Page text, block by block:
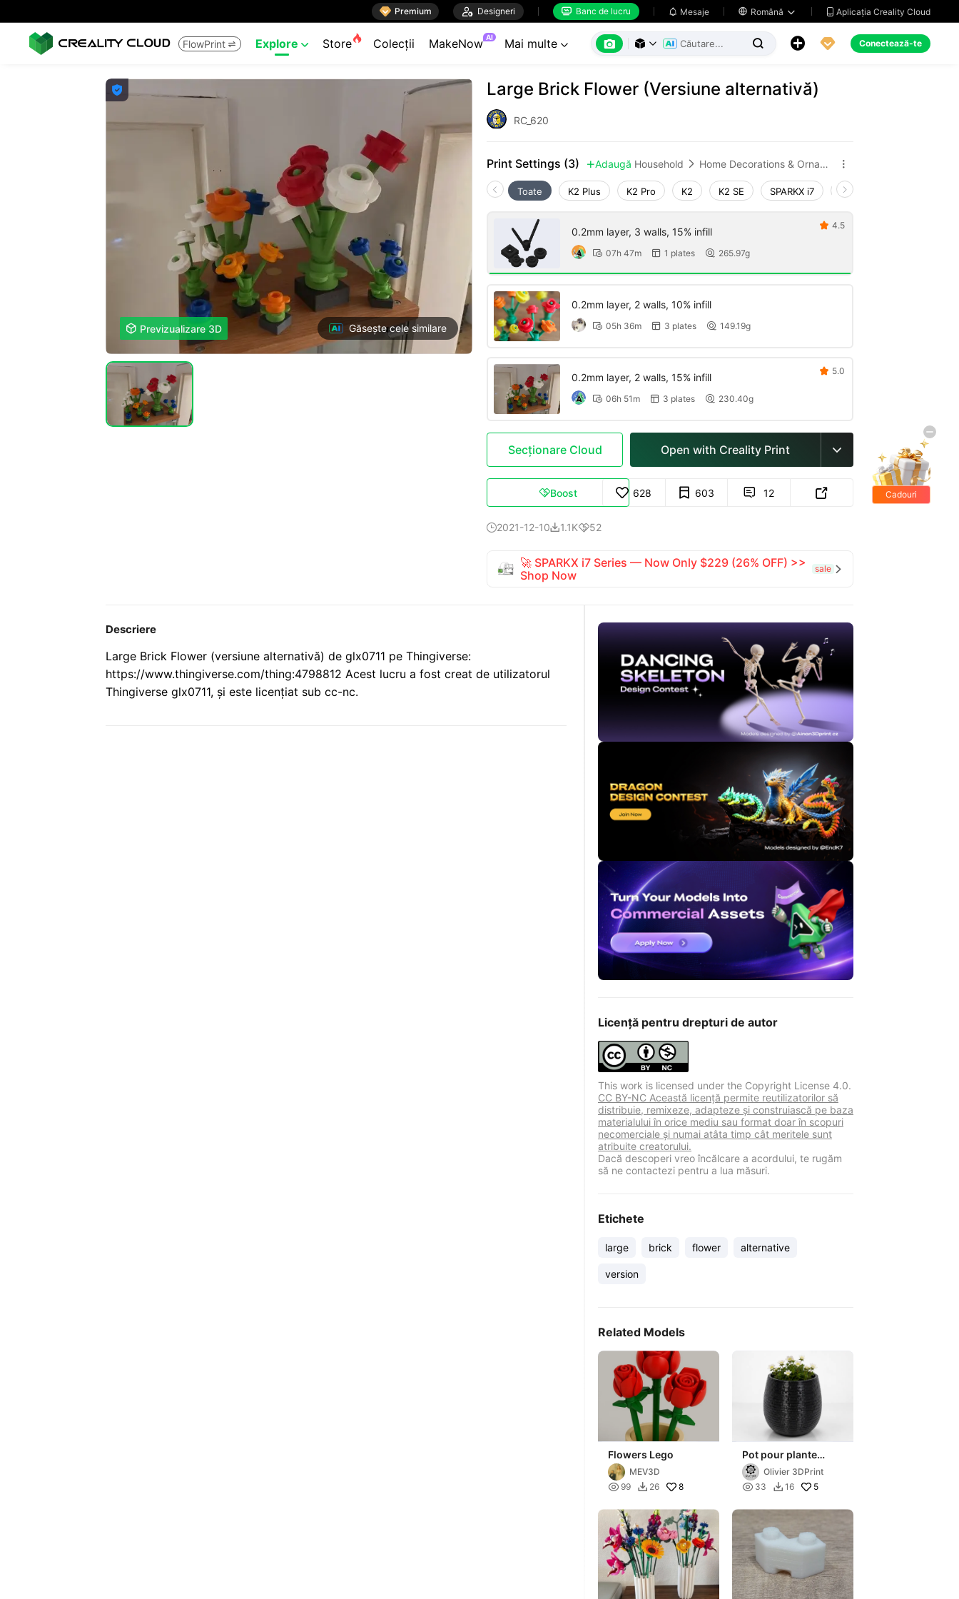
 Premium  Designeri  Banc de lucru  Mesaje  Română   Aplicația Creality Cloud
FlowPrint  Explore  Store Colecții MakeNow AI Mai multe        Conectează-te

 Previzualizare 3D Găsește cele similare
Large Brick Flower (Versiune alternativă)
RC_620
Print Settings (3) Adaugă Household  Home Decorations & Ornaments 
Toate K2 Plus K2 Pro K2 K2 SE SPARKX i7 Creality Hi
0.2mm layer, 3 walls, 15% infill
 07h 47m  1 plates  265.97g
 4.5
0.2mm layer, 2 walls, 10% infill
 05h 36m  3 plates  149.19g
0.2mm layer, 2 walls, 15% infill
 06h 51m  3 plates  230.40g
 5.0
Secționare Cloud Open with Creality Print 
Boost 628 603  12 
2021-12-101.1K52
🚀 SPARKX i7 Series — Now Only $229 (26% OFF) >>
Shop Now
sale 
Descriere
Large Brick Flower (versiune alternativă) de glx0711 pe Thingiverse:
https://www.thingiverse.com/thing:4798812 Acest lucru a fost creat de utilizatorul
Thingiverse glx0711, și este licențiat sub cc-nc.
Licență pentru drepturi de autor
This work is licensed under the Copyright License 4.0.
CC BY-NC Această licență permite reutilizatorilor să
distribuie, remixeze, adapteze și construiască pe baza
materialului în orice mediu sau format doar în scopuri
necomerciale și numai atâta timp cât meritele sunt
atribuite creatorului.
Dacă descoperi vreo încălcare a acordului, te rugăm
să ne contactezi pentru a lua măsuri.
Etichete
large brick flower alternative
version
Related Models
Flowers Lego
MEV3D
 99  26 8
Pot pour plante
(Brique)Olivier 3DPrint
 33  16 5
Cadouri